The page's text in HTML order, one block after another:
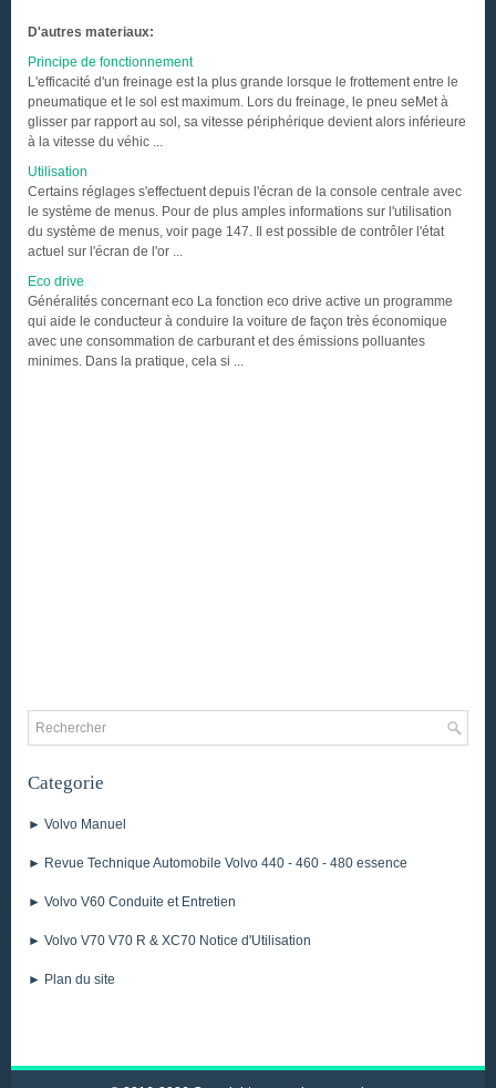
D'autres materiaux:
Principe de fonctionnement
L'efficacité d'un freinage est la plus grande lorsque le frottement entre le
pneumatique et le sol est maximum. Lors du freinage, le pneu seMet à
glisser par rapport au sol, sa vitesse périphérique devient alors inférieure
à la vitesse du véhic ...
Utilisation
Certains réglages s'effectuent depuis l'écran de la console centrale avec
le système de menus. Pour de plus amples informations sur l'utilisation
du système de menus, voir page 147. Il est possible de contrôler l'état
actuel sur l'écran de l'or ...
Eco drive
Généralités concernant eco La fonction eco drive active un programme
qui aide le conducteur à conduire la voiture de façon très économique
avec une consommation de carburant et des émissions polluantes
minimes. Dans la pratique, cela si ...
Categorie
► Volvo Manuel
► Revue Technique Automobile Volvo 440 - 460 - 480 essence
► Volvo V60 Conduite et Entretien
► Volvo V70 V70 R & XC70 Notice d'Utilisation
► Plan du site